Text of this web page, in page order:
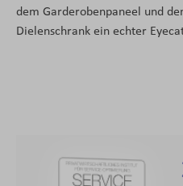
dem Garderobenpaneel und
Dielenschrank ein echter